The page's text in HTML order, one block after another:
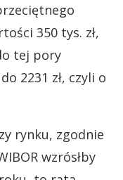
350 tys. zł,
tej pory
2231 zł, czyli o
rynku, zgodnie
wzrósłby